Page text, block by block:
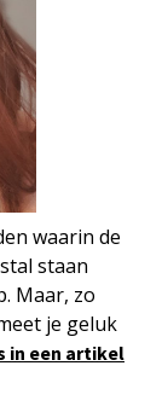
waarin de
staan
Maar, zo
je geluk
in een artikel